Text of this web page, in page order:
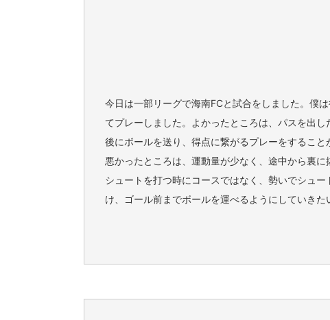
今日は一部リーグで海南FCと試合をしました。僕
てプレーしました。よかったところは、パスを出
後にボールを送り、得点に繋がるプレーをすること
悪かったところは、運動量が少なく、途中から裏
シュートを打つ時にコースではなく、勢いでシュ
け、ゴール前までボールを運べるようにしていき